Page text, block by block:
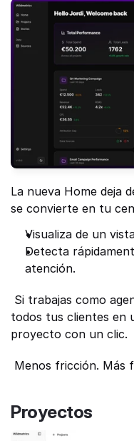
La nueva Home deja
se convierte en tu
Visualiza de un
Detecta
atención.
todos tus clientes en
proyecto con un clic.
Menos fricción. Más
Proyectos